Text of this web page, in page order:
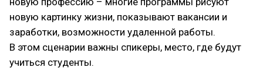
новую картинку жизни, показывают вакансии и
заработки, возможности удаленной работы.
В этом сценарии важны спикеры, место, где будут
учиться студенты.